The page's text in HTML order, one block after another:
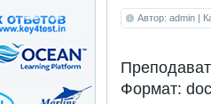
Автор: admin |
Формат: